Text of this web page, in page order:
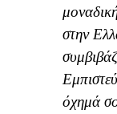
στην
όχημά